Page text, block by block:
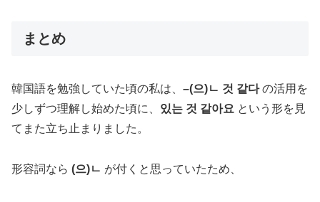
まとめ
韓国語を勉強していた頃の私は、 –(으)ㄴ 것 같다の活用を
少しずつ理解し始めた頃に、 있는 것 같아요 という形を見
てまた立ち止まりました。
形容詞なら (으)ㄴ が付くと思っていたため、